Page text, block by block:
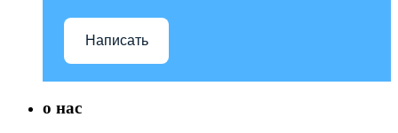
Написать
о нас